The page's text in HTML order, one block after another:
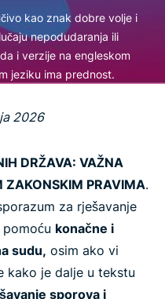
kao znak dobre volje i
nepodudaranja ili
i verzije na engleskom
jeziku ima prednost.
2026
DRŽAVA: VAŽNA
ZAKONSKIM PRAVIMA.
za rješavanje
konačne i
sudu, osim ako vi
kako je dalje u tekstu
sporova i